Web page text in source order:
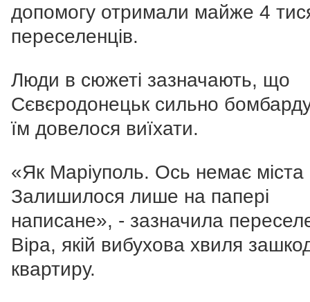
допомогу отримали майже 4
переселенців.
Люди в сюжеті зазначають, що
Сєвєродонецьк сильно
їм довелося виїхати.
«Як Маріуполь. Ось немає
Залишилося лише на папері
написане», - зазначила
Віра, якій вибухова хвиля
квартиру.